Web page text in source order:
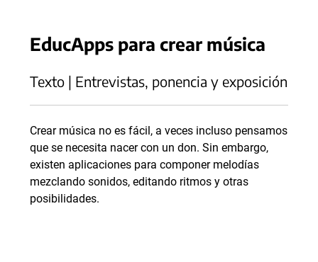
EducApps para crear música
Texto | Entrevistas, ponencia y exposición
Crear música no es fácil, a veces incluso pensamos
que se necesita nacer con un don. Sin embargo,
existen aplicaciones para componer melodías
mezclando sonidos, editando ritmos y otras
posibilidades.